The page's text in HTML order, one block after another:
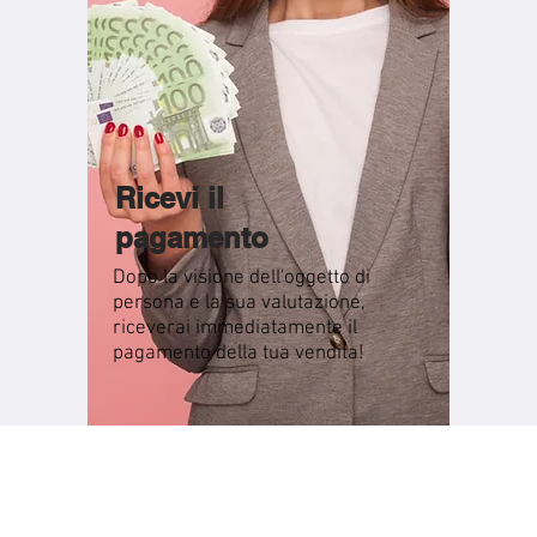
Ricevi il
pagamento
Dopo la visione dell'oggetto di
persona e la sua valutazione,
riceverai immediatamente il
pagamento della tua vendita!